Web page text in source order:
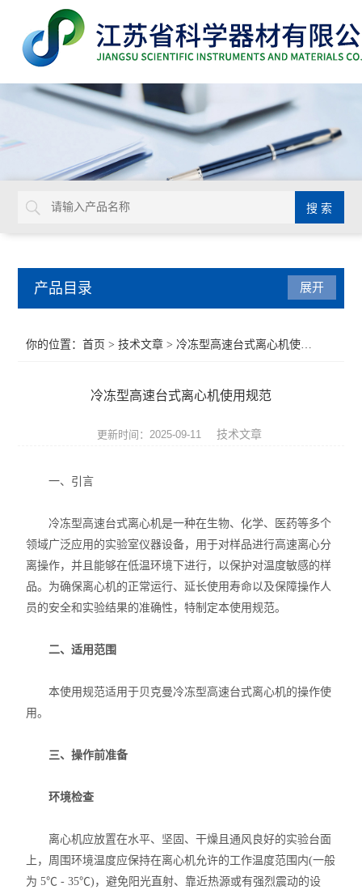
产品目录
哈纳（Hanna）
Abcam
试剂耗材
SCIEX
展开
你的位置：首页 >技术文章 > 冷冻型高速台式离心机使用规范
冷冻型高速台式离心机使用规范
更新时间：2025-09-11 技术文章
一、引言
冷冻型高速台式离心机是一种在生物、化学、医药等多个
领域广泛应用的实验室仪器设备，用于对样品进行高速离心分
离操作，并且能够在低温环境下进行，以保护对温度敏感的样
品。为确保离心机的正常运行、延长使用寿命以及保障操作人
员的安全和实验结果的准确性，特制定本使用规范。
二、适用范围
本使用规范适用于贝克曼冷冻型高速台式离心机的操作使
用。
三、操作前准备
环境检查
离心机应放置在水平、坚固、干燥且通风良好的实验台面
上，周围环境温度应保持在离心机允许的工作温度范围内(一般
为 5℃ - 35℃)，避免阳光直射、靠近热源或有强烈震动的设